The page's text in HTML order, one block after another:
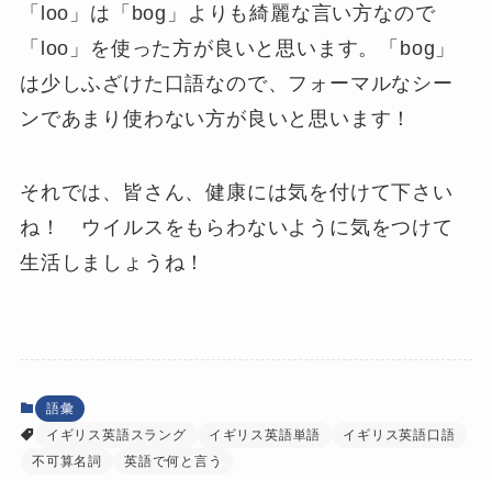
「loo」は「bog」よりも綺麗な言い方なので
「loo」を使った方が良いと思います。「bog」
は少しふざけた口語なので、フォーマルなシー
ンであまり使わない方が良いと思います！
それでは、皆さん、健康には気を付けて下さい
ね！ ウイルスをもらわないように気をつけて
生活しましょうね！
語彙
イギリス英語スラング
イギリス英語単語
イギリス英語口語
不可算名詞
英語で何と言う